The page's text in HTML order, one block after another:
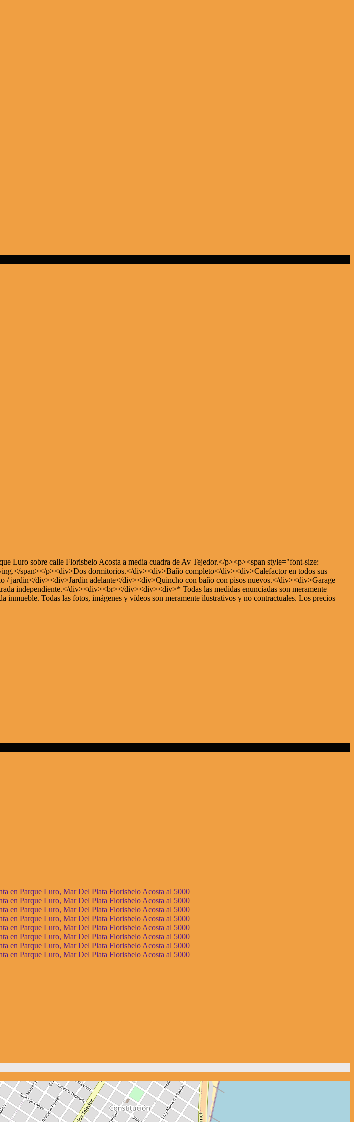
Luro sobre calle Florisbelo Acosta a media cuadra de Av Tejedor.</p><p><span style="font-size:
span></p><div>Dos dormitorios.</div><div>Baño completo</div><div>Calefactor en todos sus
/ jardin</div><div>Jardin adelante</div><div>Quincho con baño con pisos nuevos.</div><div>Garage
independiente.</div><div><br></div><div><div>* Todas las medidas enunciadas son meramente
inmueble. Todas las fotos, imágenes y vídeos son meramente ilustrativos y no contractuales. Los precios